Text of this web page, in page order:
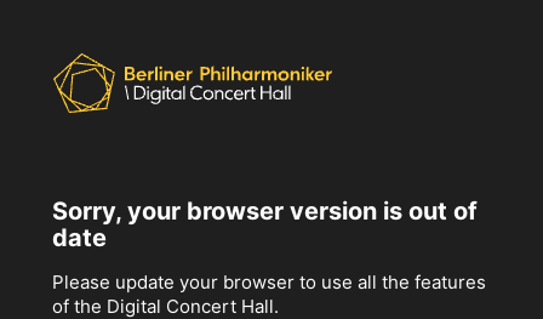
Sorry, your browser version is out of
date
Please update your browser to use all the features
of the Digital Concert Hall.